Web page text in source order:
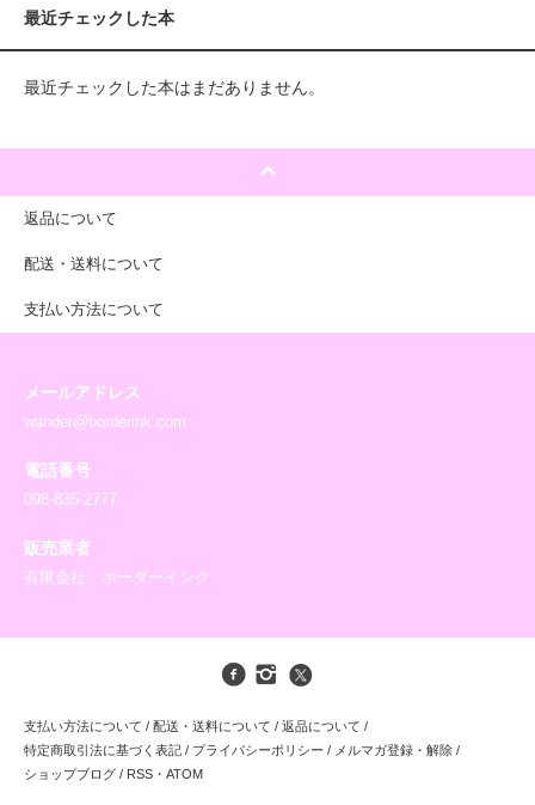
最近チェックした本
最近チェックした本はまだありません。
返品について
配送・送料について
支払い方法について
メールアドレス
wander@borderink.com
電話番号
098-835-2777
販売業者
有限会社 ボーダーインク
支払い方法について / 配送・送料について / 返品について /
特定商取引法に基づく表記 / プライバシーポリシー / メルマガ登録・解除 /
ショップブログ / RSS ・ ATOM